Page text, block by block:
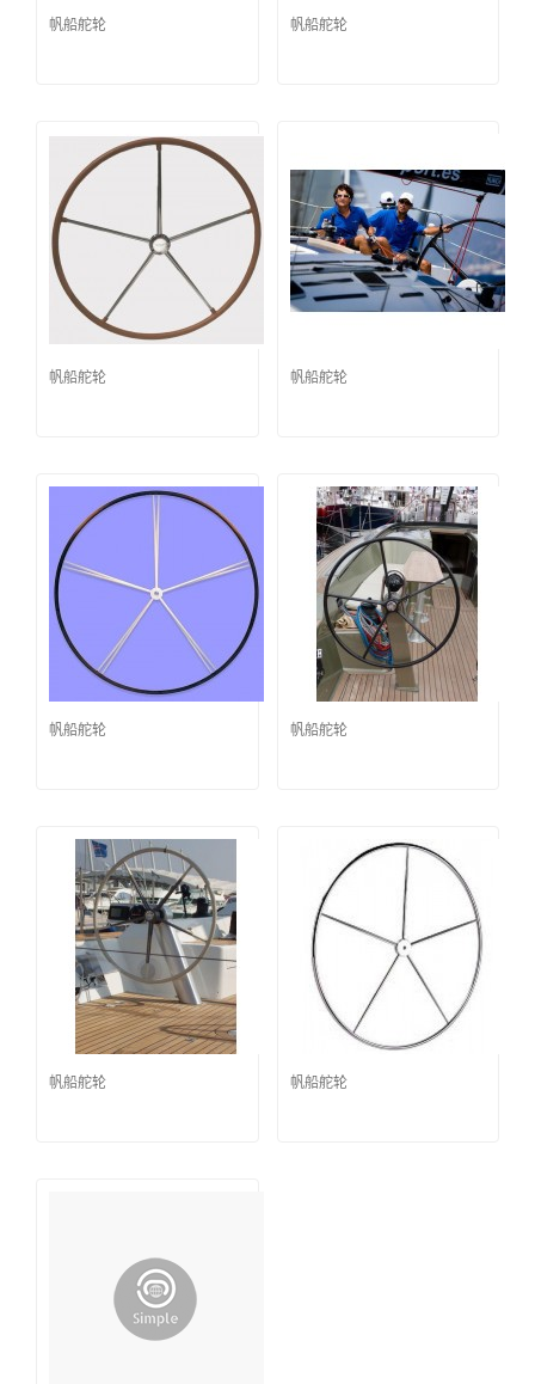
帆船舵轮 帆船舵轮
帆船舵轮 帆船舵轮
帆船舵轮 帆船舵轮
帆船舵轮 帆船舵轮